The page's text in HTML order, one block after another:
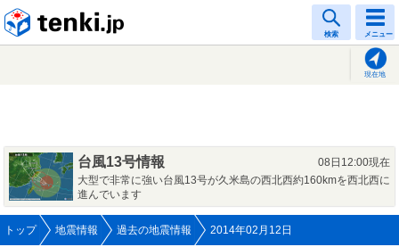
検索 メニュー
現在地
台風13号情報
08日12:00現在
大型で非常に強い台風13号が久米島の西北西約160kmを西北西に
進んでいます
トップ 地震情報 過去の地震情報 2014年02月12日